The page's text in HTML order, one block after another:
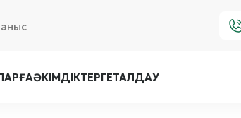
ӘКІМДІКТЕРГЕТАЛДАУ